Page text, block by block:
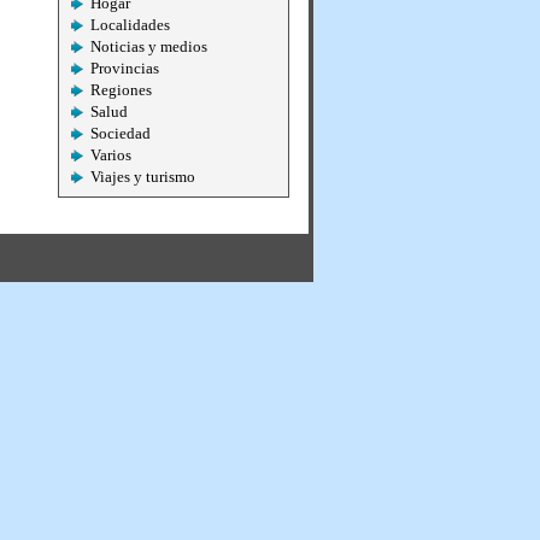
Localidades
Noticias y medios
Provincias
Regiones
Salud
Sociedad
Varios
Viajes y turismo